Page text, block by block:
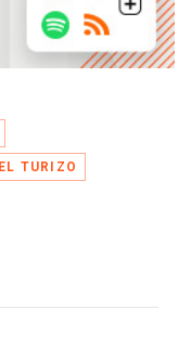
TURIZO